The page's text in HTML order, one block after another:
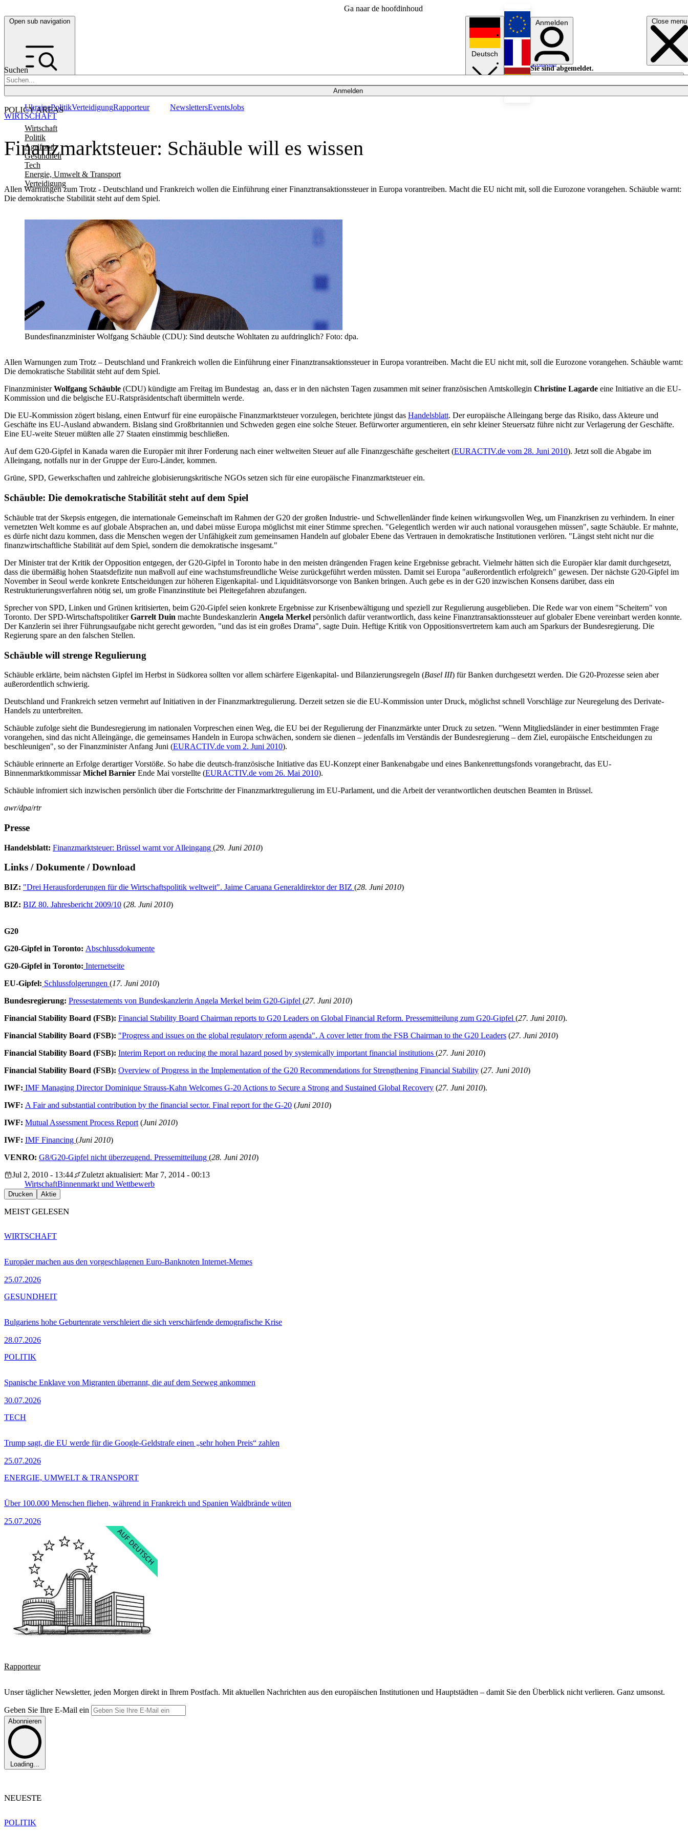
Ga naar de hoofdinhoud
Open sub navigation Close menu
Suchen
Anmelden
POLICY AREAS
Wirtschaft
Politik
Agrifood
Gesundheit
Tech
Energie, Umwelt & Transport
Verteidigung
UkrainePolitikVerteidigungRapporteur NewslettersEventsJobs
Deutsch
English
Français
Anmelden
Sie sind abgemeldet.
Anmelden
Licht aus
Finanzmarktsteuer: Schäuble will es wissen
Allen Warnungen zum Trotz - Deutschland und Frankreich wollen die Einführung einer Finanztransaktionssteuer in Europa vorantreiben. Macht die EU nicht mit, soll die Eurozone vorangehen. Schäuble warnt:
Die demokratische Stabilität steht auf dem Spiel.
WIRTSCHAFT
Bundesfinanzminister Wolfgang Schäuble (CDU): Sind deutsche Wohltaten zu aufdringlich? Foto: dpa.
Allen Warnungen zum Trotz – Deutschland und Frankreich wollen die Einführung einer Finanztransaktionssteuer in Europa vorantreiben. Macht die EU nicht mit, soll die Eurozone vorangehen. Schäuble warnt:
Die demokratische Stabilität steht auf dem Spiel.
FinanzministerWolfgang Schäuble (CDU) kündigte am Freitag im Bundestag an, dass er in den nächsten Tagen zusammen mit seiner französischen Amtskollegin Christine Lagarde eine Initiative an die EU-
Kommission und die belgische EU-Ratspräsidentschaft übermitteln werde.
Die EU-Kommission zögert bislang, einen Entwurf für eine europäische Finanzmarktsteuer vorzulegen, berichtete jüngst das Handelsblatt. Der europäische Alleingang berge das Risiko, dass Akteure und
Geschäfte ins EU-Ausland abwandern. Bislang sind Großbritannien und Schweden gegen eine solche Steuer. Befürworter argumentieren, ein sehr kleiner Steuersatz führe nicht zur Verlagerung der Geschäfte.
Eine EU-weite Steuer müßten alle 27 Staaten einstimmig beschließen.
Auf dem G20-Gipfel in Kanada waren die Europäer mit ihrer Forderung nach einer weltweiten Steuer auf alle Finanzgeschäfte gescheitert (EURACTIV.de vom 28. Juni 2010). Jetzt soll die Abgabe im
Alleingang, notfalls nur in der Gruppe der Euro-Länder, kommen.
Grüne, SPD, Gewerkschaften und zahlreiche globisierungskritische NGOs setzen sich für eine europäische Finanzmarktsteuer ein.
Schäuble: Die demokratische Stabilität steht auf dem Spiel
Schäuble trat der Skepsis entgegen, die internationale Gemeinschaft im Rahmen der G20 der großen Industrie- und Schwellenländer finde keinen wirkungsvollen Weg, um Finanzkrisen zu verhindern. In einer
vernetzten Welt komme es auf globale Absprachen an, und dabei müsse Europa möglichst mit einer Stimme sprechen. "Gelegentlich werden wir auch national vorausgehen müssen", sagte Schäuble. Er mahnte,
es dürfe nicht dazu kommen, dass die Menschen wegen der Unfähigkeit zum gemeinsamen Handeln auf globaler Ebene das Vertrauen in demokratische Institutionen verlören. "Längst steht nicht nur die
finanzwirtschaftliche Stabilität auf dem Spiel, sondern die demokratische insgesamt."
Der Minister trat der Kritik der Opposition entgegen, der G20-Gipfel in Toronto habe in den meisten drängenden Fragen keine Ergebnisse gebracht. Vielmehr hätten sich die Europäer klar damit durchgesetzt,
dass die übermäßig hohen Staatsdefizite nun maßvoll auf eine wachstumsfreundliche Weise zurückgeführt werden müssten. Damit sei Europa "außerordentlich erfolgreich" gewesen. Der nächste G20-Gipfel im
November in Seoul werde konkrete Entscheidungen zur höheren Eigenkapital- und Liquiditätsvorsorge von Banken bringen. Auch gebe es in der G20 inzwischen Konsens darüber, dass ein
Restrukturierungsverfahren nötig sei, um große Finanzinstitute bei Pleitegefahren abzufangen.
Sprecher von SPD, Linken und Grünen kritisierten, beim G20-Gipfel seien konkrete Ergebnisse zur Krisenbewältigung und speziell zur Regulierung ausgeblieben. Die Rede war von einem "Scheitern" von
Toronto. Der SPD-WirtschaftspolitikerGarrelt Duin machte Bundeskanzlerin Angela Merkel persönlich dafür verantwortlich, dass keine Finanztransaktionssteuer auf globaler Ebene vereinbart werden konnte.
Der Kanzlerin sei ihrer Führungsaufgabe nicht gerecht geworden, "und das ist ein großes Drama", sagte Duin. Heftige Kritik von Oppositionsvertretern kam auch am Sparkurs der Bundesregierung. Die
Regierung spare an den falschen Stellen.
Schäuble will strenge Regulierung
Schäuble erklärte, beim nächsten Gipfel im Herbst in Südkorea sollten vor allem schärfere Eigenkapital- und Bilanzierungsregeln (Basel III) für Banken durchgesetzt werden. Die G20-Prozesse seien aber
außerordentlich schwierig.
Deutschland und Frankreich setzen vermehrt auf Initiativen in der Finanzmarktregulierung. Derzeit setzen sie die EU-Kommission unter Druck, möglichst schnell Vorschläge zur Neuregelung des Derivate-
Handels zu unterbreiten.
Schäuble zufolge sieht die Bundesregierung im nationalen Vorpreschen einen Weg, die EU bei der Regulierung der Finanzmärkte unter Druck zu setzen. "Wenn Mitgliedsländer in einer bestimmten Frage
vorangehen, sind das nicht Alleingänge, die gemeinsames Handeln in Europa schwächen, sondern sie dienen – jedenfalls im Verständis der Bundesregierung – dem Ziel, europäische Entscheidungen zu
beschleunigen", so der Finanzminister Anfang Juni (EURACTIV.de vom 2. Juni 2010).
Schäuble erinnerte an Erfolge derartiger Vorstöße. So habe die deutsch-französische Initiative das EU-Konzept einer Bankenabgabe und eines Bankenrettungsfonds vorangebracht, das EU-
BinnenmarktkommissarMichel Barnier Ende Mai vorstellte (EURACTIV.de vom 26. Mai 2010).
Schäuble infromiert sich inzwischen persönlich über die Fortschritte der Finanzmarktregulierung im EU-Parlament, und die Arbeit der verantwortlichen deutschen Beamten in Brüssel.
awr/dpa/rtr
Presse
Handelsblatt: Finanzmarktsteuer: Brüssel warnt vor Alleingang (29. Juni 2010)
Links / Dokumente / Download
BIZ: "Drei Herausforderungen für die Wirtschaftspolitik weltweit". Jaime Caruana Generaldirektor der BIZ (28. Juni 2010)
BIZ: BIZ 80. Jahresbericht 2009/10 (28. Juni 2010)
G20
G20-Gipfel in Toronto: Abschlussdokumente
G20-Gipfel in Toronto: Internetseite
EU-Gipfel: Schlussfolgerungen (17. Juni 2010)
Bundesregierung: Pressestatements von Bundeskanzlerin Angela Merkel beim G20-Gipfel (27. Juni 2010)
Financial Stability Board (FSB): Financial Stability Board Chairman reports to G20 Leaders on Global Financial Reform. Pressemitteilung zum G20-Gipfel (27. Juni 2010).
Financial Stability Board (FSB): "Progress and issues on the global regulatory reform agenda". A cover letter from the FSB Chairman to the G20 Leaders (27. Juni 2010)
Financial Stability Board (FSB): Interim Report on reducing the moral hazard posed by systemically important financial institutions (27. Juni 2010)
Financial Stability Board (FSB): Overview of Progress in the Implementation of the G20 Recommendations for Strengthening Financial Stability (27. Juni 2010)
IWF: IMF Managing Director Dominique Strauss-Kahn Welcomes G-20 Actions to Secure a Strong and Sustained Global Recovery (27. Juni 2010).
IWF: A Fair and substantial contribution by the financial sector. Final report for the G-20 (Juni 2010)
IWF: Mutual Assessment Process Report (Juni 2010)
IWF: IMF Financing (Juni 2010)
VENRO: G8/G20-Gipfel nicht überzeugend. Pressemitteilung (28. Juni 2010)
Jul 2, 2010 - 13:44
Zuletzt aktualisiert: Mar 7, 2014 - 00:13
WirtschaftBinnenmarkt und Wettbewerb
Drucken Aktie
MEIST GELESEN
Europäer machen aus den vorgeschlagenen Euro-Banknoten Internet-Memes
25.07.2026
WIRTSCHAFT
Bulgariens hohe Geburtenrate verschleiert die sich verschärfende demografische Krise
28.07.2026
GESUNDHEIT
Spanische Enklave von Migranten überrannt, die auf dem Seeweg ankommen
30.07.2026
POLITIK
Trump sagt, die EU werde für die Google-Geldstrafe einen „sehr hohen Preis“ zahlen
25.07.2026
TECH
Über 100.000 Menschen fliehen, während in Frankreich und Spanien Waldbrände wüten
25.07.2026
ENERGIE, UMWELT & TRANSPORT
Rapporteur
Unser täglicher Newsletter, jeden Morgen direkt in Ihrem Postfach. Mit aktuellen Nachrichten aus den europäischen Institutionen und Hauptstädten – damit Sie den Überblick nicht verlieren. Ganz umsonst.
Geben Sie Ihre E-Mail ein
Abonnieren
Loading...
NEUESTE
POLITIK